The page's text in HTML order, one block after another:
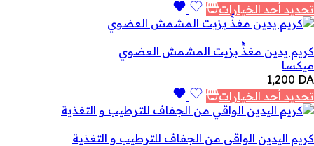
تحديد أحد الخيارات
كريم يدين مغذٍّ بزيت المشمش العضوي
ميكسا
1,200 DA
تحديد أحد الخيارات
كريم اليدين الواقي من الجفاف للترطيب و التغذية